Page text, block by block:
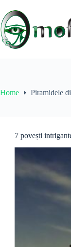
content
Home Piramidele
7 povești